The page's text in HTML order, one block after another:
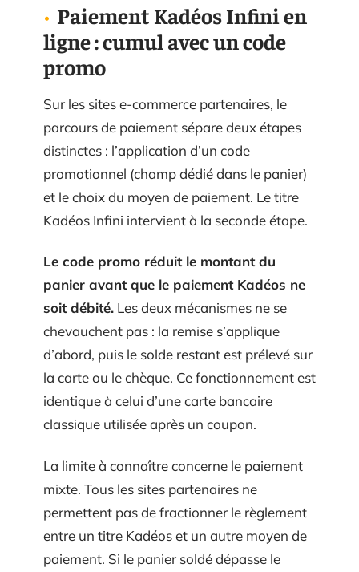
Paiement Kadéos Infini en
ligne : cumul avec un code
promo
Sur les sites e-commerce partenaires, le
parcours de paiement sépare deux étapes
distinctes : l’application d’un code
promotionnel (champ dédié dans le panier)
et le choix du moyen de paiement. Le titre
Kadéos Infini intervient à la seconde étape.
Le code promo réduit le montant du
panier avant que le paiement Kadéos ne
soit débité. Les deux mécanismes ne se
chevauchent pas : la remise s’applique
d’abord, puis le solde restant est prélevé sur
la carte ou le chèque. Ce fonctionnement est
identique à celui d’une carte bancaire
classique utilisée après un coupon.
La limite à connaître concerne le paiement
mixte. Tous les sites partenaires ne
permettent pas de fractionner le règlement
entre un titre Kadéos et un autre moyen de
paiement. Si le panier soldé dépasse le